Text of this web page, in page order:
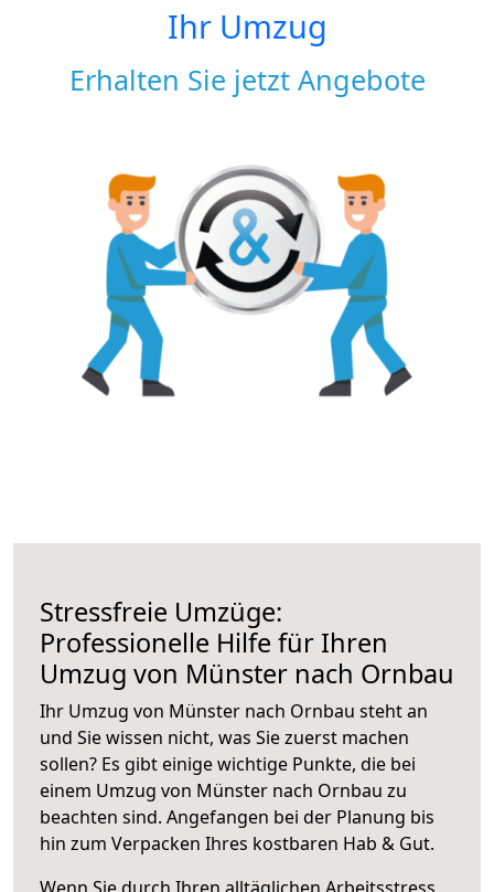
Ihr Umzug
Erhalten Sie jetzt Angebote
Stressfreie Umzüge:
Professionelle Hilfe für Ihren
Umzug von Münster nach Ornbau
Ihr Umzug von Münster nach Ornbau steht an
und Sie wissen nicht, was Sie zuerst machen
sollen? Es gibt einige wichtige Punkte, die bei
einem Umzug von Münster nach Ornbau zu
beachten sind. Angefangen bei der Planung bis
hin zum Verpacken Ihres kostbaren Hab & Gut.